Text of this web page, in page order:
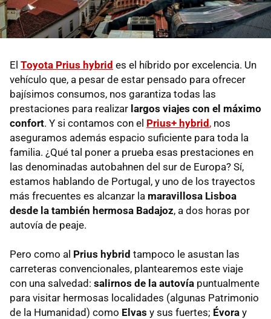
El Toyota Prius hybrid es el híbrido por excelencia. Un
vehículo que, a pesar de estar pensado para ofrecer
bajísimos consumos, nos garantiza todas las
prestaciones para realizar largos viajes con el máximo
confort. Y si contamos con el Prius+ hybrid, nos
aseguramos además espacio suficiente para toda la
familia. ¿Qué tal poner a prueba esas prestaciones en
las denominadas autobahnen del sur de Europa? Sí,
estamos hablando de Portugal, y uno de los trayectos
más frecuentes es alcanzar la maravillosa Lisboa
desde la también hermosa Badajoz, a dos horas por
autovía de peaje.
Pero como al Prius hybrid tampoco le asustan las
carreteras convencionales, plantearemos este viaje
con una salvedad: salirnos de la autovía puntualmente
para visitar hermosas localidades (algunas Patrimonio
de la Humanidad) como Elvas y sus fuertes; Évora y